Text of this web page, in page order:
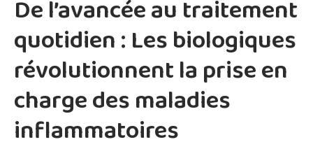
De l’avancée au traitement
quotidien : Les biologiques
révolutionnent la prise en
charge des maladies
inflammatoires